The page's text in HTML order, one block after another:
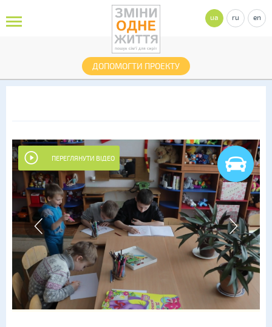
ДОПОМОГТИ ПРОЕКТУ
ua ru en
ПЕРЕГЛЯНУТИ ВІДЕО